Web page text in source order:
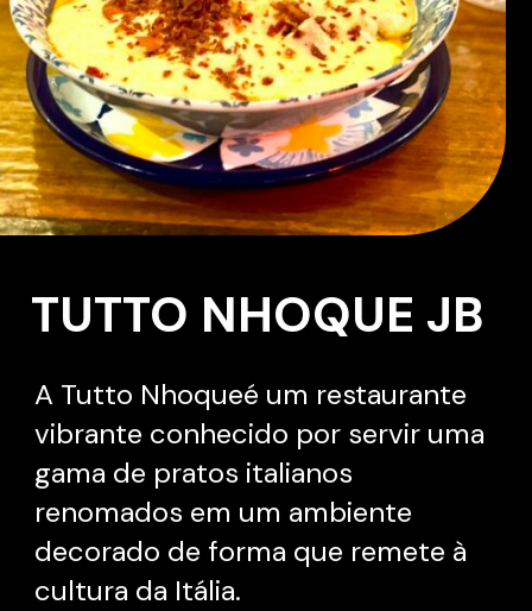
TUTTO NHOQUE JB
A Tutto Nhoqueé um restaurante
vibrante conhecido por servir uma
gama de pratos italianos
renomados em um ambiente
decorado de forma que remete à
cultura da Itália.